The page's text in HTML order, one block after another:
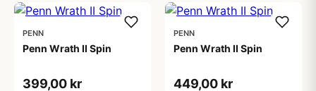
PENN
Penn Wrath II Spin
399,00 kr
PENN
Penn Wrath II Spin
449,00 kr